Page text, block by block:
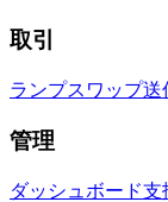
取引
ランプスワップ送
管理
ダッシュボード支